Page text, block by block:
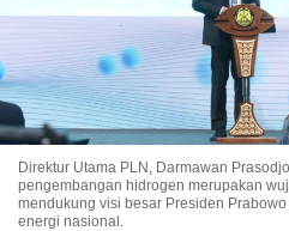
Direktur Utama PLN, Darmawan
pengembangan hidrogen merupakan
mendukung visi besar Presiden
energi nasional.